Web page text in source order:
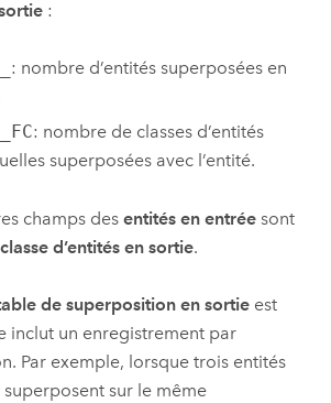
:
: nombre d’entités superposées en
: nombre de classes d’entités
superposées avec l’entité.
champs desentités en entrée sont
classe d’entités en sortie.
de superposition en sortie est
inclut un enregistrement par
Par exemple, lorsque trois entités
superposent sur le même